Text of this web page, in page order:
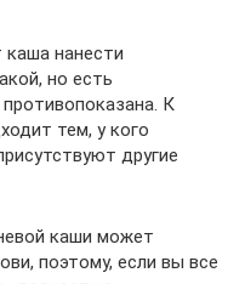
нанести
но есть
К
тем, у кого
другие
каши может
поэтому, если вы все